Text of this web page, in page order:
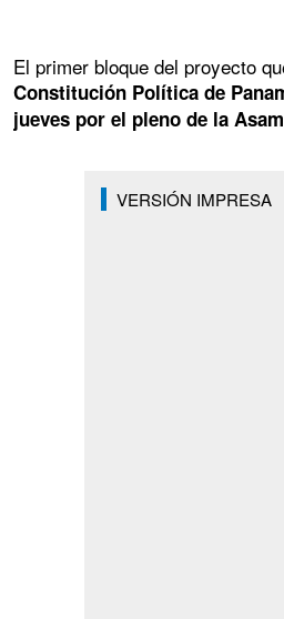
El primer bloque del proyecto
Constitución Política de
jueves por el pleno de la
VERSIÓN IMPRESA